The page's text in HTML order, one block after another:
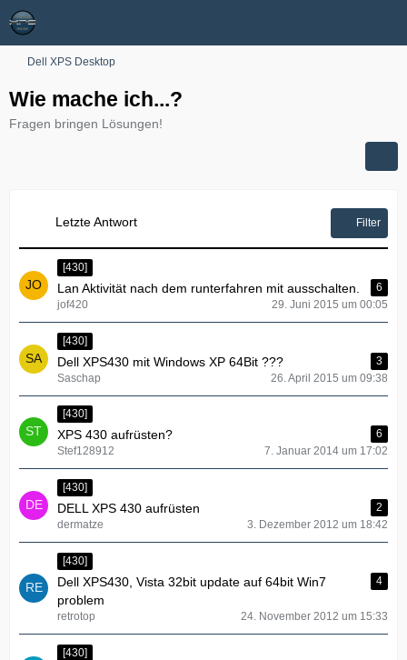
Dell XPS Desktop
Wie mache ich...?
Fragen bringen Lösungen!
Letzte Antwort Filter
[430]
Lan Aktivität nach dem runterfahren mit ausschalten.
6
jof420
29. Juni 2015 um 00:05
[430]
Dell XPS430 mit Windows XP 64Bit ???
3
Saschap
26. April 2015 um 09:38
[430]
XPS 430 aufrüsten?
6
Stef128912
7. Januar 2014 um 17:02
[430]
DELL XPS 430 aufrüsten
2
dermatze
3. Dezember 2012 um 18:42
[430]
Dell XPS430, Vista 32bit update auf 64bit Win7
problem
4
retrotop 24. November 2012 um 15:33
[430]